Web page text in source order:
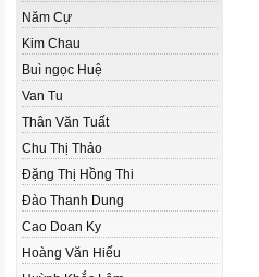
Năm Cự
Kim Chau
Buì ngọc Huệ
Van Tu
Thân Văn Tuất
Chu Thị Thảo
Đặng Thị Hồng Thi
Đào Thanh Dung
Cao Doan Ky
Hoàng Văn Hiếu